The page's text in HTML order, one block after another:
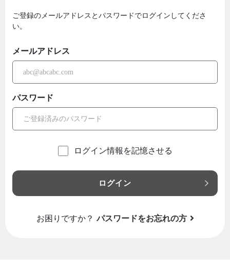
ご登録のメールアドレスとパスワードでログインしてくださ
い。
メールアドレス
パスワード
ログイン情報を記憶させる
ログイン
お困りですか？ パスワードをお忘れの方